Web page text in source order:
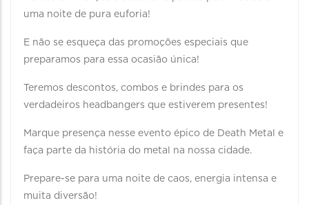
uma noite de pura euforia!
E não se esqueça das promoções especiais que
preparamos para essa ocasião única!
Teremos descontos, combos e brindes para os
verdadeiros headbangers que estiverem presentes!
Marque presença nesse evento épico de Death Metal e
faça parte da história do metal na nossa cidade.
Prepare-se para uma noite de caos, energia intensa e
muita diversão!